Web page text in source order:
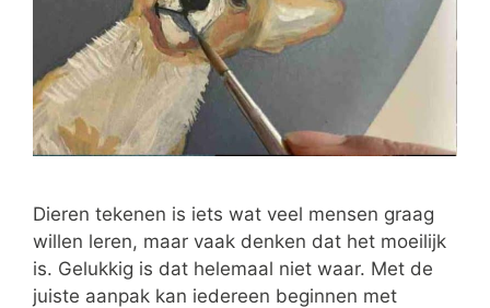
Dieren tekenen is iets wat veel mensen graag
willen leren, maar vaak denken dat het moeilijk
is. Gelukkig is dat helemaal niet waar. Met de
juiste aanpak kan iedereen beginnen met